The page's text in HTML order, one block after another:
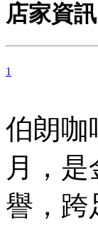
店家資訊
1
伯朗咖
月，
譽，跨